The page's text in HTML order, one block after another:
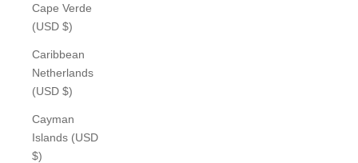
Cape Verde
(USD $)
Caribbean
Netherlands
(USD $)
Cayman
Islands (USD
$)